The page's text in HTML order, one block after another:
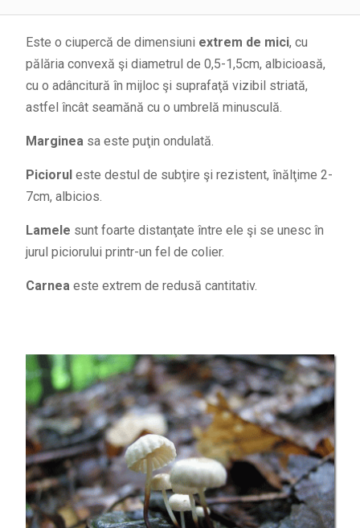
Este o ciupercă de dimensiuni extrem de mici, cu
pălăria convexă şi diametrul de 0,5-1,5cm, albicioasă,
cu o adâncitură în mijloc şi suprafaţă vizibil striată,
astfel încât seamănă cu o umbrelă minusculă.
Margineasa este puţin ondulată.
Picioruleste destul de subţire şi rezistent, înălţime 2-
7cm, albicios.
Lamele sunt foarte distanţate între ele şi se unesc în
jurul piciorului printr-un fel de colier.
Carneaeste extrem de redusă cantitativ.